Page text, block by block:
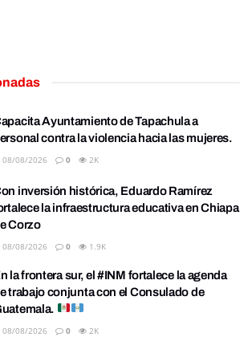
Ayuntamiento de Tapachula a
contra la violencia hacia las mujeres.
08/08/2026 0 2K
inversión histórica, Eduardo Ramírez
la infraestructura educativa en Chiapa
Corzo
08/08/2026 0 1.9K
la frontera sur, el #INM fortalece la agenda
trabajo conjunta con el Consulado de
08/08/2026 0 2K